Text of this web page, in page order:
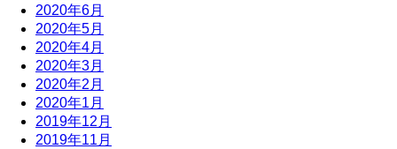
2020年6月
2020年5月
2020年4月
2020年3月
2020年2月
2020年1月
2019年12月
2019年11月